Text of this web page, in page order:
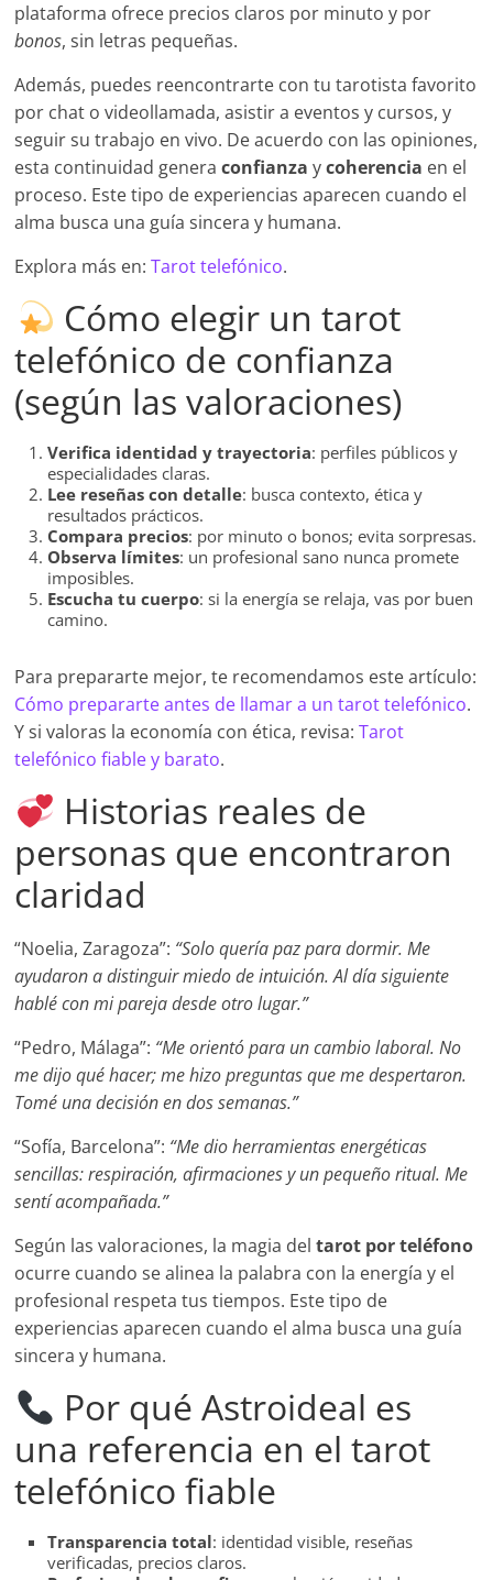
plataforma ofrece precios claros por minuto y por
bonos, sin letras pequeñas.
Además, puedes reencontrarte con tu tarotista favorito
por chat o videollamada, asistir a eventos y cursos, y
seguir su trabajo en vivo. De acuerdo con las opiniones,
esta continuidad generaconfianza ycoherencia en el
proceso. Este tipo de experiencias aparecen cuando el
alma busca una guía sincera y humana.
Explora más en:Tarot telefónico.
Cómo elegir un tarot
telefónico de confianza
(según las valoraciones)
Verifica identidad y trayectoria: perfiles públicos y
especialidades claras.
Lee reseñas con detalle: busca contexto, ética y
resultados prácticos.
Compara precios: por minuto o bonos; evita sorpresas.
Observa límites: un profesional sano nunca promete
imposibles.
Escucha tu cuerpo: si la energía se relaja, vas por buen
camino.
Para prepararte mejor, te recomendamos este artículo:
Cómo prepararte antes de llamar a un tarot telefónico.
Y si valoras la economía con ética, revisa:Tarot
telefónico fiable y barato.
Historias reales de
personas que encontraron
claridad
“Noelia, Zaragoza”: “Solo quería paz para dormir. Me
ayudaron a distinguir miedo de intuición. Al día siguiente
hablé con mi pareja desde otro lugar.”
“Pedro, Málaga”: “Me orientó para un cambio laboral. No
me dijo qué hacer; me hizo preguntas que me despertaron.
Tomé una decisión en dos semanas.”
“Sofía, Barcelona”: “Me dio herramientas energéticas
sencillas: respiración, afirmaciones y un pequeño ritual. Me
sentí acompañada.”
Según las valoraciones, la magia deltarot por teléfono
ocurre cuando se alinea la palabra con la energía y el
profesional respeta tus tiempos. Este tipo de
experiencias aparecen cuando el alma busca una guía
sincera y humana.
Por qué Astroideal es
una referencia en el tarot
telefónico fiable
Transparencia total: identidad visible, reseñas
verificadas, precios claros.